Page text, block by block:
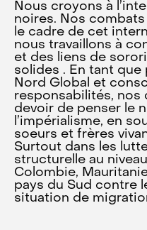
Nous croyons à
noires. Nos combats
le cadre de cet
nous travaillons à
et des liens de
solides . En tant que
Nord Global et
responsabilités, nos
devoir de penser le
l’impérialisme, en
soeurs et frères
Surtout dans les
structurelle au
Colombie,
pays du Sud contre
situation de